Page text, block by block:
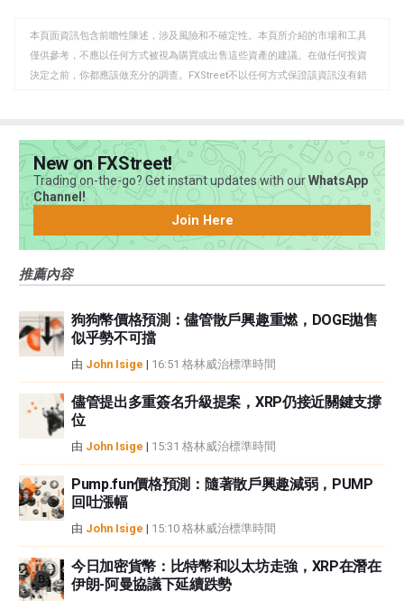
板
本頁面資訊包含前瞻性陳述，涉及風險和不確定性。本頁所介紹的市場和工具
僅供參考，不應以任何方式被視為購買或出售這些資產的建議。在做任何投資
決定之前，你都應該做充分的調查。FXStreet不以任何方式保證該資訊沒有錯
觀點，並不代表FXStreet或其廣告商的官方政策或立場。作者不對本頁連結的
資訊負責。
如果文章正文中沒有明確提到，在撰寫本文時，作者在本文中提到的任何股票
中都沒有頭寸，也沒有與文中提到的任何公司有業務關係。除了FXStreet，作
者沒有收到撰寫這篇文章的報酬。
FXStreet和作者不提供個性化的建議。作者對該資訊的準確性、完整性或適用
性不作任何陳述。FXStreet和作者將不承擔任何錯誤，遺漏或任何損失，傷害
FXStreet並非註冊投資顧問，本文內容無意提供任何投資建議。
New on FXStreet!
Trading on-the-go? Get instant updates with ourWhatsApp
Channel!
Join Here
推薦內容
狗狗幣價格預測：儘管散戶興趣重燃，DOGE拋售
似乎勢不可擋
由 John Isige | 16:51 格林威治標準時間
儘管提出多重簽名升級提案，XRP仍接近關鍵支撐
位
由 John Isige | 15:31 格林威治標準時間
Pump.fun價格預測：隨著散戶興趣減弱，PUMP
回吐漲幅
由 John Isige | 15:10 格林威治標準時間
今日加密貨幣：比特幣和以太坊走強，XRP在潛在
伊朗-阿曼協議下延續跌勢